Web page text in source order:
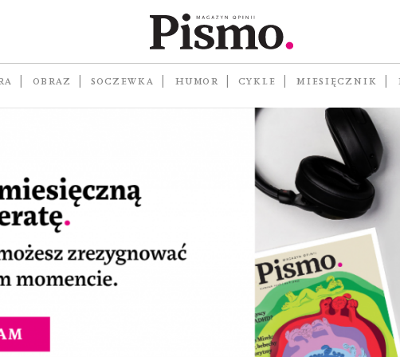
OBRAZ SOCZEWKA HUMOR CYKLE MIESIĘCZNIK
z dostępem online